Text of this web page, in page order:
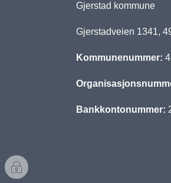
Gjerstad kommune
Gjerstadveien
Kommunenummer:
Bankkontonummer:
I